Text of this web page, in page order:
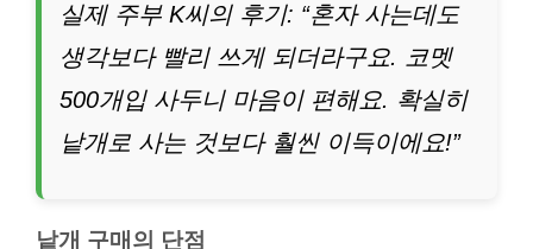
실제 주부 K씨의 후기: “혼자 사는데도
생각보다 빨리 쓰게 되더라구요. 코멧
500개입 사두니 마음이 편해요. 확실히
낱개로 사는 것보다 훨씬 이득이에요!”
낱개 구매의 단점